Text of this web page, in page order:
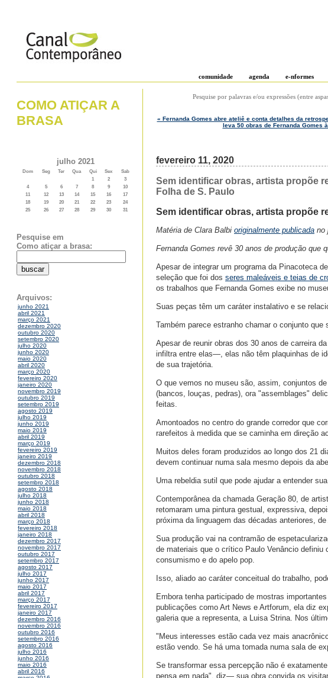
comunidade agenda e-nformes
COMO ATIÇAR A
BRASA
julho 2021
Dom Seg Ter Qua Qui Sex
Sab
1
2
3
4
5 6 7 8 9
10
11
12 13 14 15 16
17
18
19 20 21 22 23
24
25
26 27 28 29 30 31
Pesquise em
Como atiçar a brasa:
Arquivos:
junho 2021
abril 2021
março 2021
dezembro 2020
outubro 2020
setembro 2020
julho 2020
junho 2020
maio 2020
abril 2020
março 2020
fevereiro 2020
janeiro 2020
novembro 2019
outubro 2019
setembro 2019
agosto 2019
julho 2019
junho 2019
maio 2019
abril 2019
março 2019
fevereiro 2019
janeiro 2019
dezembro 2018
novembro 2018
outubro 2018
setembro 2018
agosto 2018
julho 2018
junho 2018
maio 2018
abril 2018
março 2018
fevereiro 2018
janeiro 2018
dezembro 2017
novembro 2017
outubro 2017
setembro 2017
agosto 2017
julho 2017
junho 2017
maio 2017
abril 2017
março 2017
fevereiro 2017
janeiro 2017
dezembro 2016
novembro 2016
outubro 2016
setembro 2016
agosto 2016
julho 2016
junho 2016
maio 2016
abril 2016
Pesquise por palavras e/ou expressões (entre
« Fernanda Gomes abre ateliê e conta detalhes da
leva 50 obras de Fernanda Gomes
fevereiro 11, 2020
Sem identificar obras, artista propõe
Folha de S. Paulo
Sem identificar obras, artista propõe
Matéria de Clara Balbi originalmente publicada no
Fernanda Gomes revê 30 anos de produção que
Apesar de integrar um programa da Pinacoteca
seleção que foi dos seres maleáveis e teias de
os trabalhos que Fernanda Gomes exibe no
Suas peças têm um caráter instalativo e se
Também parece estranho chamar o conjunto
Apesar de reunir obras dos 30 anos de carreira
infiltra entre elas—, elas não têm plaquinhas de
de sua trajetória.
O que vemos no museu são, assim, conjuntos
(bancos, louças, pedras), ora "assemblages"
feitas.
Amontoados no centro do grande corredor que
rarefeitos à medida que se caminha em direção
Muitos deles foram produzidos ao longo dos 21
devem continuar numa sala mesmo depois da
Uma rebeldia sutil que pode ajudar a entender
Contemporânea da chamada Geração 80, de
retomaram uma pintura gestual, expressiva,
próxima da linguagem das décadas anteriores,
Sua produção vai na contramão de
de materiais que o crítico Paulo Venâncio
consumismo e do apelo pop.
Isso, aliado ao caráter conceitual do trabalho,
Embora tenha participado de mostras
publicações como Art News e Artforum, ela diz
galeria que a representa, a Luisa Strina. Nos
"Meus interesses estão cada vez mais
estão vendo. Se há uma tomada numa sala de
Se transformar essa percepção não é
pensa em nada", diz— sua obra convida os